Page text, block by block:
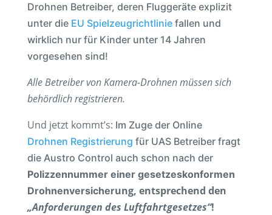
Drohnen Betreiber, deren Fluggeräte explizit
unter die EU Spielzeugrichtliniefallen und
wirklich nur für Kinder unter 14 Jahren
vorgesehen sind!
Alle Betreiber von Kamera-Drohnen müssen sich
behördlich registrieren.
Und jetzt kommt’s: Im Zuge der Online
Drohnen Registrierung für UAS Betreiber fragt
die Austro Control auch schon nach der
Polizzennummer einer gesetzeskonformen
Drohnenversicherung, entsprechend den
„Anforderungen des Luftfahrtgesetzes“!